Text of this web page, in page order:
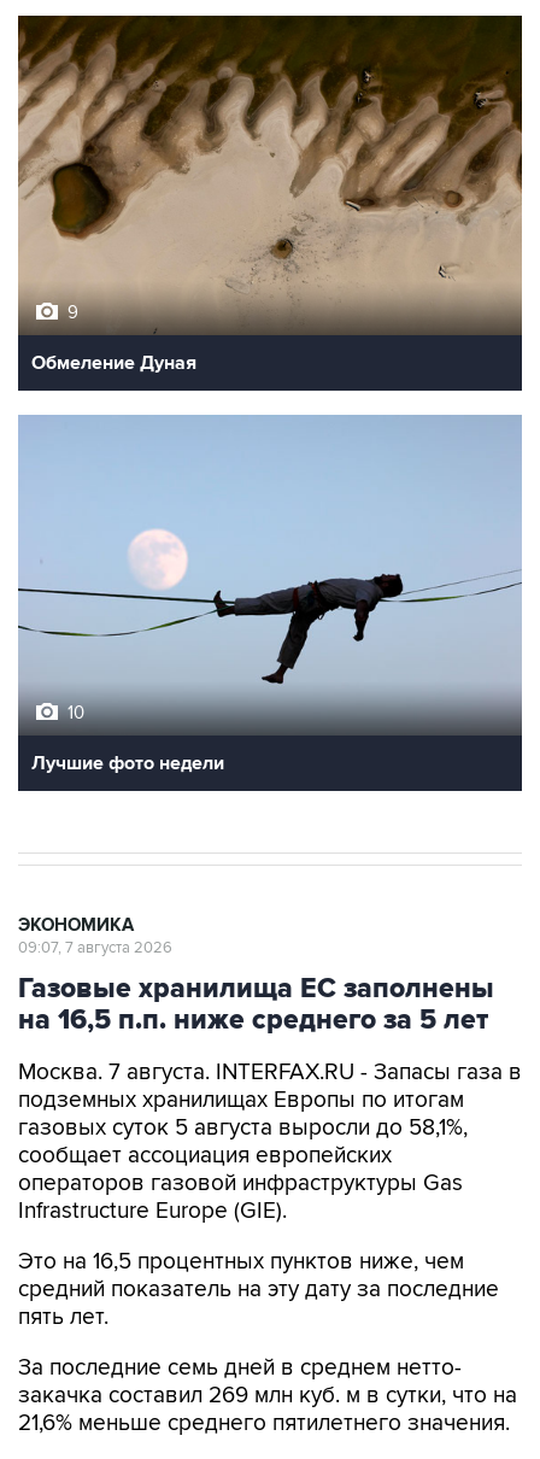
Обмеление Дуная
Лучшие фото недели
Газовые хранилища ЕС заполнены
на 16,5 п.п. ниже среднего за 5 лет
Москва. 7 августа. INTERFAX.RU - Запасы газа в
газовых суток 5 августа выросли до 58,1%,
сообщает ассоциация европейских
операторов газовой инфраструктуры Gas
Infrastructure Europe (GIE).
Это на 16,5 процентных пунктов ниже, чем
пять лет.
За последние семь дней в среднем нетто-
21,6% меньше среднего пятилетнего значения.
Уровень запасов природного газа в Европе